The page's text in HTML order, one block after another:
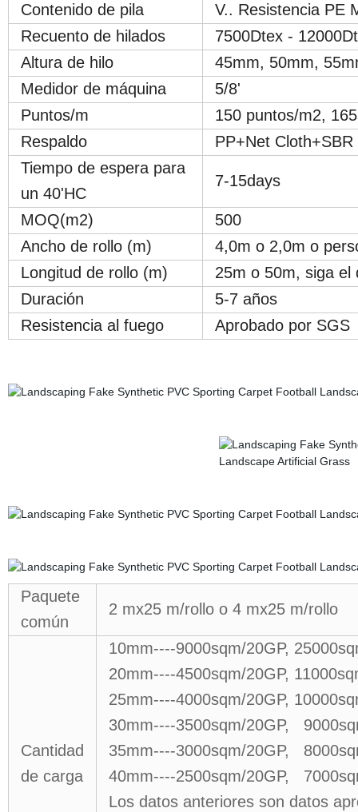
Contenido de pila
V.. Resistencia PE
Recuento de hilados
7500Dtex -
Altura de hilo
45mm, 50mm,
Medidor de máquina
5/8'
Puntos/m
150 puntos/m2,
Respaldo
PP+Net Cloth+SBR
Tiempo de espera para
un 40'HC
7-15days
MOQ(m2)
500
Ancho de rollo (m)
4,0m o 2,0m o
Longitud de rollo (m)
25m o 50m, siga el
Duración
5-7 años
Resistencia al fuego
Aprobado por SGS
Paquete
común
2 mx25 m/rollo o 4 mx25 m/rollo
Cantidad
de carga
10mm----9000sqm/20GP,
20mm----4500sqm/20GP,
25mm----4000sqm/20GP,
30mm----3500sqm/20GP,
35mm----3000sqm/20GP,
40mm----2500sqm/20GP,
Los datos anteriores son datos